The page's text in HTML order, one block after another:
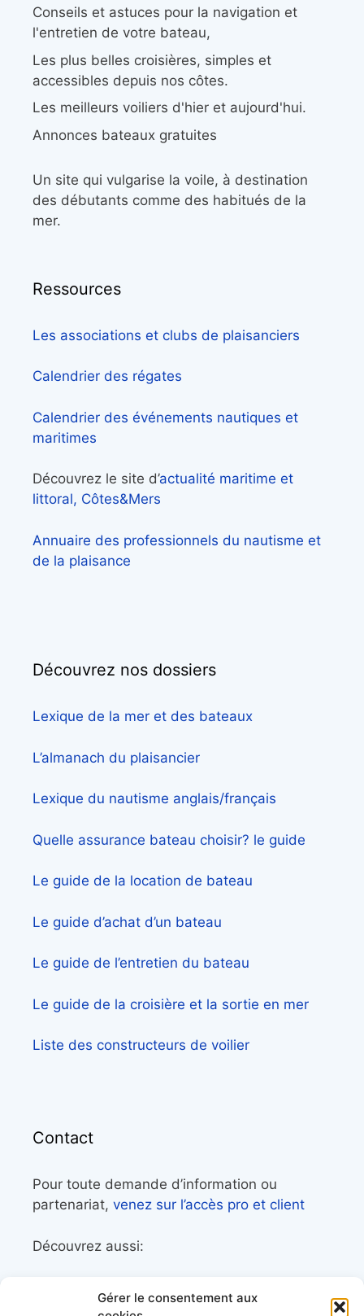
Gérer le consentement aux
Conseils et astuces pour la navigation et
l'entretien de votre bateau,
Les plus belles croisières, simples et
accessibles depuis nos côtes.
Les meilleurs voiliers d'hier et aujourd'hui.
Annonces bateaux gratuites
Un site qui vulgarise la voile, à destination
des débutants comme des habitués de la
mer.
Ressources
Les associations et clubs de plaisanciers
Calendrier des régates
Calendrier des événements nautiques et
maritimes
Découvrez le site d’actualité maritime et
littoral, Côtes&Mers
Annuaire des professionnels du nautisme et
de la plaisance
Découvrez nos dossiers
Lexique de la mer et des bateaux
L’almanach du plaisancier
Lexique du nautisme anglais/français
Quelle assurance bateau choisir? le guide
Le guide de la location de bateau
Le guide d’achat d’un bateau
Le guide de l’entretien du bateau
Le guide de la croisière et la sortie en mer
Liste des constructeurs de voilier
Contact
Pour toute demande d’information ou
partenariat, venez sur l’accès pro et client
Découvrez aussi:
librairie maritime